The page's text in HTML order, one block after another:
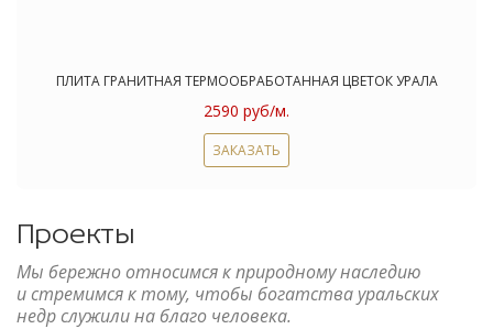
ПЛИТА ГРАНИТНАЯ ТЕРМООБРАБОТАННАЯ ЦВЕТОК УРАЛА
2590 руб/м.
ЗАКАЗАТЬ
Проекты
Мы бережно относимся к природному наследию
и стремимся к тому, чтобы богатства уральских
недр служили на благо человека.